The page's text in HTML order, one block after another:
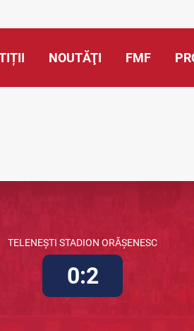
NOUTĂŢI FMF
TELENEȘTI STADION ORĂȘENESC
0:2